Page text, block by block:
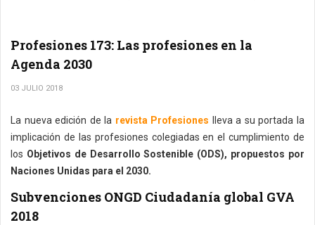
Profesiones 173: Las profesiones en la
Agenda 2030
03 JULIO 2018
La nueva edición de la revista Profesiones lleva a su portada la
implicación de las profesiones colegiadas en el cumplimiento de
los Objetivos de Desarrollo Sostenible (ODS), propuestos por
Naciones Unidas para el 2030.
Subvenciones ONGD Ciudadanía global GVA
2018